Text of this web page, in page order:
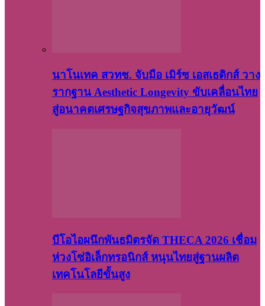
นาโนเทค สวทช. จับมือ เมิร์ซ เอสเธติกส์ วาง
รากฐาน Aesthetic Longevity ขับเคลื่อนไทย
สู่อนาคตเศรษฐกิจสุขภาพและอายุวัฒน์
บีโอไอผนึกพันธมิตรจัด THECA 2026 เชื่อม
ห่วงโซ่อิเล็กทรอนิกส์ หนุนไทยสู่ฐานผลิต
เทคโนโลยีขั้นสูง